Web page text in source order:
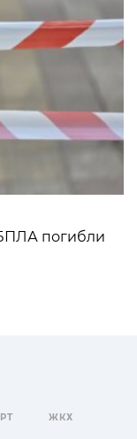
погибли
ЖКХ